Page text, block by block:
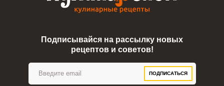
Подписывайся на рассылку новых
рецептов и советов!
ПОДПИСАТЬСЯ